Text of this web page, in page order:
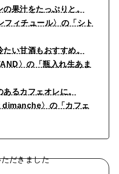
果汁をたっぷりと。
フィチュール〉の「シト
い甘酒もおすすめ。
〉の「瓶入れ生あま
るカフェオレに。
dimanche〉の「カフェ
だきました